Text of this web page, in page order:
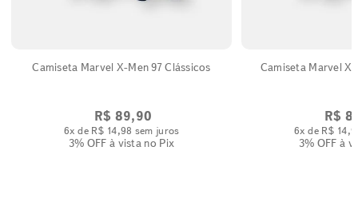
Camiseta Marvel X-Men 97 Clássicos
R$ 89,90
6x de R$ 14,98 sem juros
3% OFF à vista no Pix
R$
6x de R$ 14,
3% OFF à